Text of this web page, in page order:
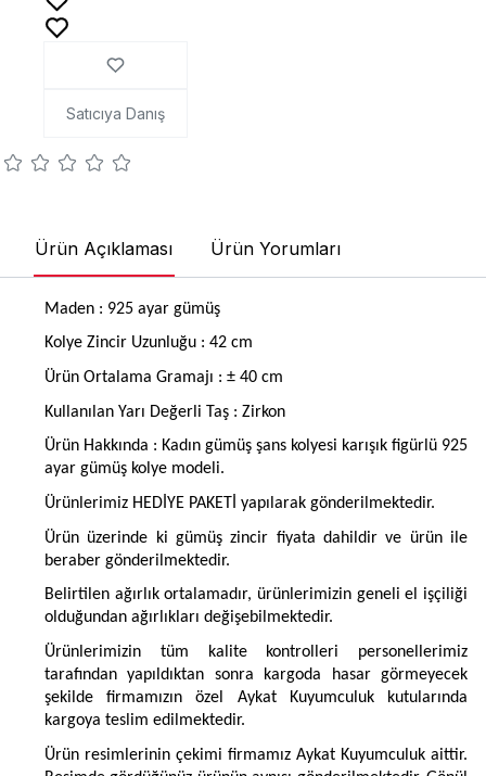
Satıcıya Danış
Ürün Açıklaması Ürün Yorumları
Maden : 925 ayar gümüş
Kolye Zincir Uzunluğu : 42 cm
Ürün Ortalama Gramajı : ± 40 cm
Kullanılan Yarı Değerli Taş : Zirkon
Ürün Hakkında : Kadın gümüş şans kolyesi karışık figürlü 925
ayar gümüş kolye modeli.
Ürünlerimiz HEDİYE PAKETİ yapılarak gönderilmektedir.
Ürün üzerinde ki gümüş zincir fiyata dahildir ve ürün ile
beraber gönderilmektedir.
Belirtilen ağırlık ortalamadır, ürünlerimizin geneli el işçiliği
olduğundan ağırlıkları değişebilmektedir.
Ürünlerimizin tüm kalite kontrolleri personellerimiz
tarafından yapıldıktan sonra kargoda hasar görmeyecek
şekilde firmamızın özel Aykat Kuyumculuk kutularında
kargoya teslim edilmektedir.
Ürün resimlerinin çekimi firmamız Aykat Kuyumculuk aittir.